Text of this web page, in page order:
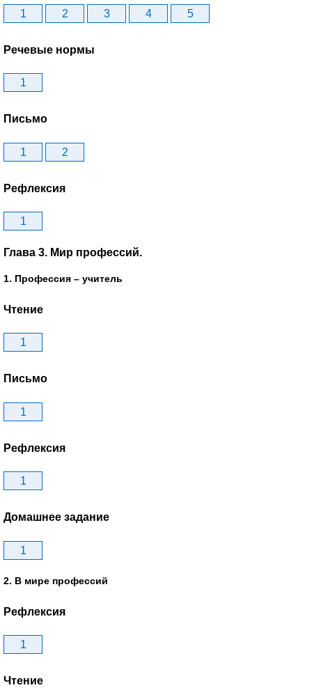
1 2 3 4 5
Речевые нормы
1
Письмо
1 2
Рефлексия
1
Глава 3. Мир профессий.
1. Профессия – учитель
Чтение
1
Письмо
1
Рефлексия
1
Домашнее задание
1
2. В мире профессий
Рефлексия
1
Чтение